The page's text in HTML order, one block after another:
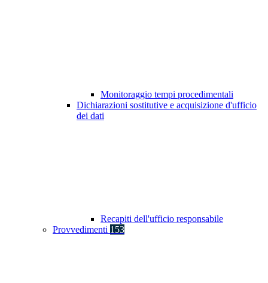
Monitoraggio tempi procedimentali
Dichiarazioni sostitutive e acquisizione d'ufficio
dei dati
Recapiti dell'ufficio responsabile
Provvedimenti 153